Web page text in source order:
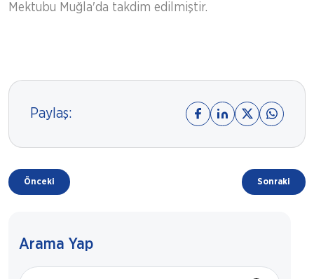
Mektubu Muğla'da takdim edilmiştir.
Paylaş:
Önceki Sonraki
Arama Yap